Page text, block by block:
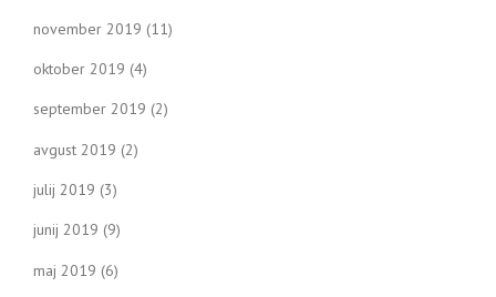
november 2019 (11)
oktober 2019 (4)
september 2019 (2)
avgust 2019 (2)
julij 2019 (3)
junij 2019 (9)
maj 2019 (6)